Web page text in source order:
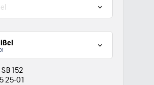
SB 152
25‑01